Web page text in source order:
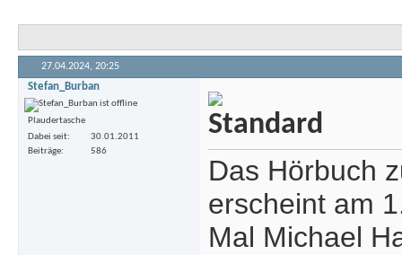
27.04.2024, 20:25
Stefan_Burban
Plaudertasche
Dabei seit
30.01.2011
Beiträge
586
Das Hörbuch
erscheint am
Mal Michael